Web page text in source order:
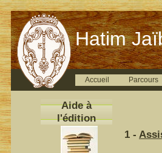
Hatim
Accueil Parcours
Aide à
l'édition
1 -